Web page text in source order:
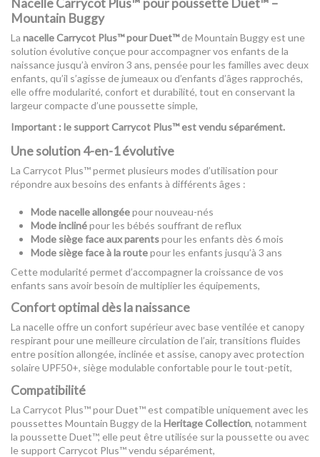
Nacelle Carrycot Plus™ pour poussette Duet™ –
Mountain Buggy
La nacelle Carrycot Plus™ pour Duet™de Mountain Buggy est une
solution évolutive conçue pour accompagner vos enfants de la
naissance jusqu’à environ 3 ans, pensée pour les familles avec deux
enfants, qu’il s’agisse de jumeaux ou d’enfants d’âges rapprochés,
elle offre modularité, confort et durabilité, tout en conservant la
largeur compacte d’une poussette simple,
Important : le support Carrycot Plus™ est vendu séparément.
Une solution 4-en-1 évolutive
La Carrycot Plus™ permet plusieurs modes d’utilisation pour
répondre aux besoins des enfants à différents âges :
Mode nacelle allongéepour nouveau-nés
Mode inclinépour les bébés souffrant de reflux
Mode siège face aux parentspour les enfants dès 6 mois
Mode siège face à la routepour les enfants jusqu’à 3 ans
Cette modularité permet d’accompagner la croissance de vos
enfants sans avoir besoin de multiplier les équipements,
Confort optimal dès la naissance
La nacelle offre un confort supérieur avec base ventilée et canopy
respirant pour une meilleure circulation de l’air, transitions fluides
entre position allongée, inclinée et assise, canopy avec protection
solaire UPF50+, siège modulable confortable pour le tout-petit,
Compatibilité
La Carrycot Plus™ pour Duet™ est compatible uniquement avec les
poussettes Mountain Buggy de la Heritage Collection, notamment
la poussette Duet™, elle peut être utilisée sur la poussette ou avec
le support Carrycot Plus™ vendu séparément,